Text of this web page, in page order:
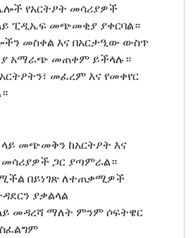
የአርትዖት መሳሪያዎች
ፒዲኤፍ መጭመቂያ ያቀርባል።
መስቀል እና በአርታዒው ውስጥ
አማራጭ መጠቀም ይችላሉ።
መፈረም እና የመቀየር
ላይ መጭመቅን ከአርትዖት እና
ጋር ያጣምራል።
በይነገጽ ለተጠቃሚዎች
ያቃልላል
መዳረሻ ማለት ምንም ሶፍትዌር